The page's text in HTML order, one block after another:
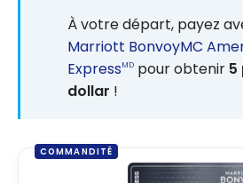
À votre départ, payez
Marriott BonvoyMC
ExpressMD pour obtenir 5
dollar !
COMMANDITÉ